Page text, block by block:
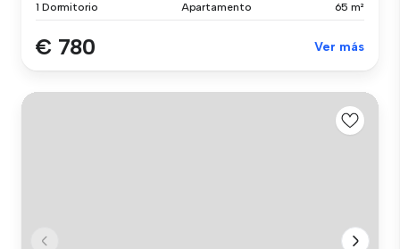
1 Dormitorio Apartamento 65 m²
€ 780 Ver más